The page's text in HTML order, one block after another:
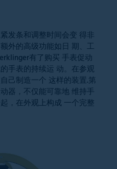
发条和调整时间会变 得非
外的高级功能如日 期、工
有了购买 手表促动
手表的持续运 动。在参观
己制造一个 这样的装置.第
器，不仅能可靠地 维持手
，在外观上构成 一个完整